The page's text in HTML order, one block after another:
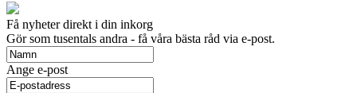
Få nyheter direkt i din inkorg
Gör som tusentals andra - få våra bästa råd via e-post.
Ange e-post